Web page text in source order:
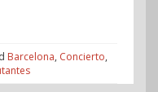
Barcelona, Concierto,